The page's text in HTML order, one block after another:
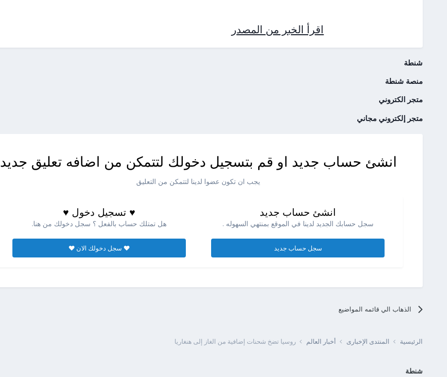
اقرأ الخبر من المصدر
شنطة
منصة شنطة
متجر الكتروني
متجر إلكتروني مجاني
انشئ حساب جديد او قم بتسجيل دخولك لتتمكن من اضافه تعليق جديد
يجب ان تكون عضوا لدينا لتتمكن من التعليق
انشئ حساب جديد
سجل حسابك الجديد لدينا في الموقع بمنتهي السهوله .
سجل حساب جديد
♥ تسجيل دخول ♥
هل تمتلك حساب بالفعل ؟ سجل دخولك من هنا.
♥ سجل دخولك الان ♥
الذهاب الي قائمه المواضيع
الرئيسية المنتدى الإخبارى أخبار العالم روسيا تضخ شحنات إضافية من الغاز إلى هنغاريا
شنطة